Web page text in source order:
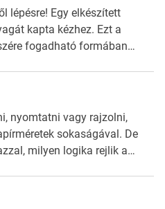
és átirányítja a
A QR-kód
szöveges üzenetet kaphat,
lépésre! Egy elkészített
kapta kézhez. Ezt a
fogadható formában
Minden esetben
elkezdjük a nyomdai
munka után derüljön ki,
volna csinálni! […]
nyomtatni vagy rajzolni,
sokaságával. De
milyen logika rejlik a
világába kalauzolunk el